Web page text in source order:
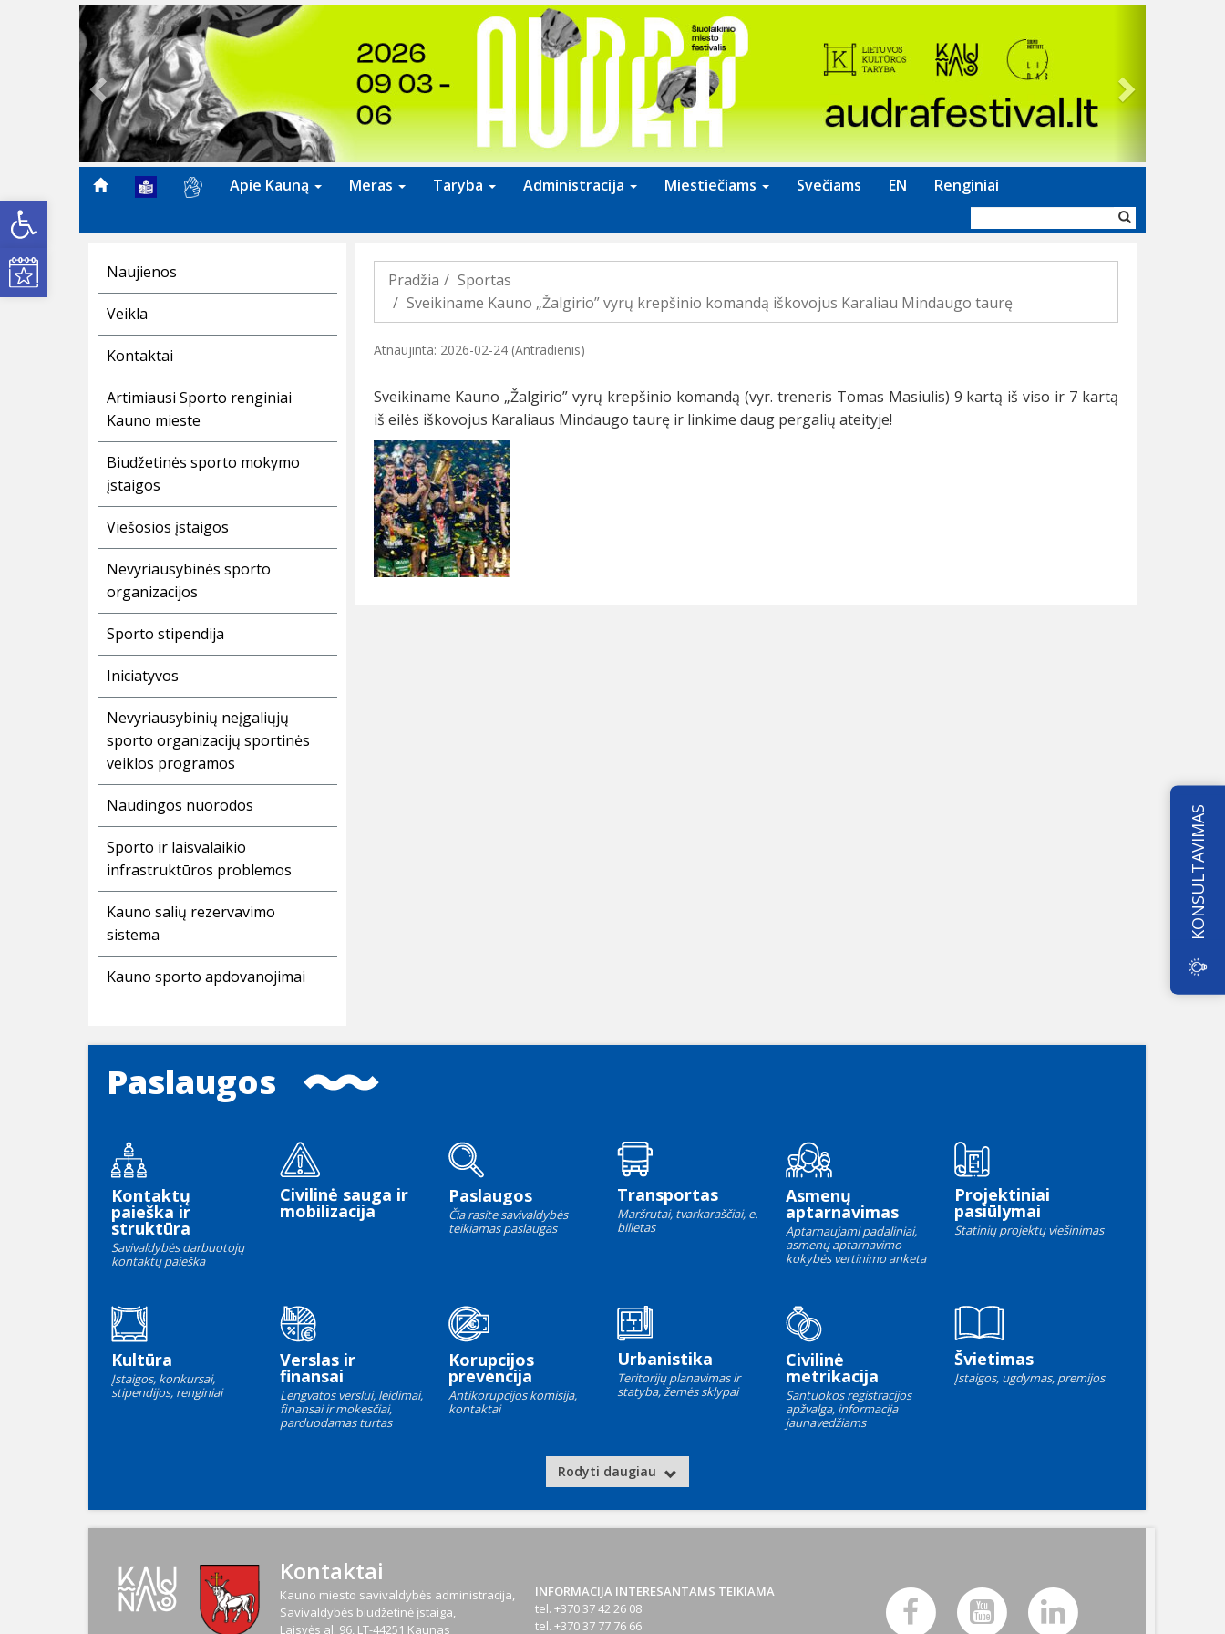
Open toolbar
Kultūros renginiai
Previous
Apie Kauną Meras Taryba Administracija Miestiečiams Svečiams EN Renginiai
forma
Naujienos
Veikla
Kontaktai
Artimiausi Sporto renginiai
Kauno mieste
Biudžetinės sporto mokymo
įstaigos
Viešosios įstaigos
Nevyriausybinės sporto
organizacijos
Sporto stipendija
Iniciatyvos
Nevyriausybinių neįgaliųjų
sporto organizacijų sportinės
veiklos programos
Naudingos nuorodos
Sporto ir laisvalaikio
infrastruktūros problemos
Kauno salių rezervavimo
sistema
Kauno sporto apdovanojimai
Pradžia
Sportas
Sveikiname Kauno „Žalgirio” vyrų krepšinio komandą iškovojus Karaliau Mindaugo taurę
Atnaujinta: 2026-02-24 (Antradienis)
Sveikiname Kauno „Žalgirio” vyrų krepšinio komandą (vyr. treneris Tomas Masiulis) 9 kartą iš viso ir 7 kartą
iš eilės iškovojus Karaliaus Mindaugo taurę ir linkime daug pergalių ateityje!
Paslaugos
Kontaktų
paieška ir
struktūra
Savivaldybės darbuotojų
kontaktų paieška
Civilinė sauga ir
mobilizacija
Paslaugos
Čia rasite savivaldybės
teikiamas paslaugas
Transportas
Maršrutai, tvarkaraščiai, e.
bilietas
Asmenų
aptarnavimas
Aptarnaujami padaliniai,
asmenų aptarnavimo
kokybės vertinimo anketa
Projektiniai
pasiūlymai
Statinių projektų viešinimas
Kultūra
Įstaigos, konkursai,
stipendijos, renginiai
Verslas ir
finansai
Lengvatos verslui, leidimai,
finansai ir mokesčiai,
parduodamas turtas
Korupcijos
prevencija
Antikorupcijos komisija,
kontaktai
Urbanistika
Teritorijų planavimas ir
statyba, žemės sklypai
Civilinė
metrikacija
Santuokos registracijos
apžvalga, informacija
jaunavedžiams
Švietimas
Įstaigos, ugdymas, premijos
Rodyti daugiau
Kontaktai
Kauno miesto savivaldybės administracija,
Savivaldybės biudžetinė įstaiga,
Laisvės al. 96, LT-44251 Kaunas
INFORMACIJA INTERESANTAMS TEIKIAMA
tel. +370 37 42 26 08
tel. +370 37 77 76 66
KONSULTAVIMAS